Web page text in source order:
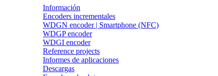
Información
Encoders incrementales
WDGN encoder | Smartphone (NFC)
WDGP encoder
WDGI encoder
Reference projects
Informes de aplicaciones
Descargas